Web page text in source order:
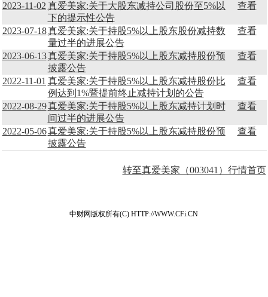
2023-11-02 真爱美家:关于大股东减持公司股份至5%以
下的提示性公告
查看
2023-07-18真爱美家:关于持股5%以上股东股份减持数
量过半的进展公告
查看
2023-06-13真爱美家:关于持股5%以上股东减持股份预
披露公告
查看
2022-11-01 真爱美家:关于持股5%以上股东减持股份比
例达到1%暨提前终止减持计划的公告
查看
2022-08-29真爱美家:关于持股5%以上股东减持计划时
间过半的进展公告
查看
2022-05-06真爱美家:关于持股5%以上股东减持股份预
披露公告
查看
转至真爱美家（003041）行情首页
中财网版权所有(C) HTTP://WWW.CFi.CN